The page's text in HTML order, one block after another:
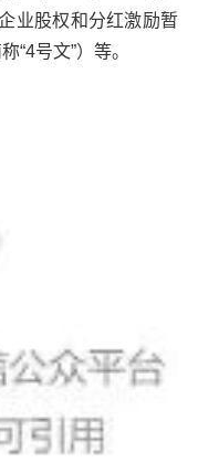
业股权和分红激励暂
“4号文”）等。